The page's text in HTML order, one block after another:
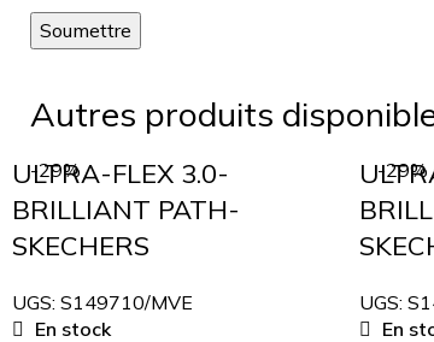
Autres produits
-29%
ULTRA-FLEX 3.0-
BRILLIANT PATH-
SKECHERS
UGS: S149710/MVE
En stock
-29%
UGS:
En